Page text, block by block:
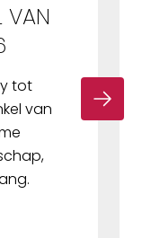
VAN
tot
van